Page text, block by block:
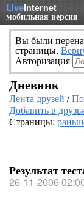
LiveInternet
мобильная версия
Вы были
страницы.
Авторизация
Дневник
Лента друзей /
Добавить в
Страницы:
Результат
26-11-2006